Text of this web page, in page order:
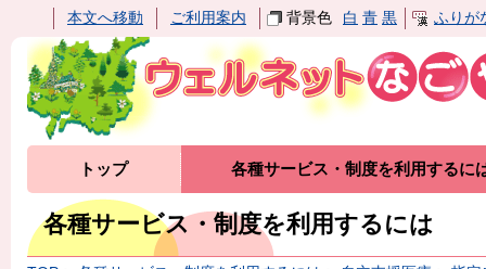
本文へ移動 ご利用案内 背景色 白 青 黒 ふりが
トップ 各種サービス・制度を利用するに
各種サービス・制度を利用するには